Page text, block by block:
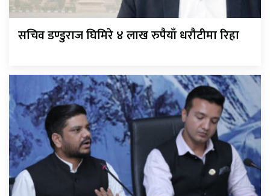
सचिव डण्डुराज घिमिरे ४ लाख रुपैयाँ धरौटीमा रिहा